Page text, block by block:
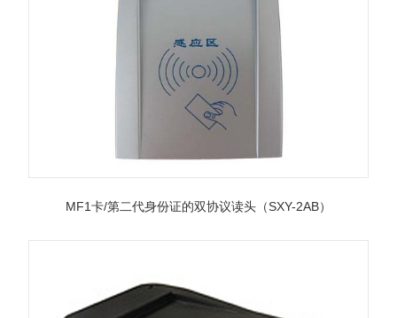
MF1卡/第二代身份证的双协议读头（SXY-2AB）